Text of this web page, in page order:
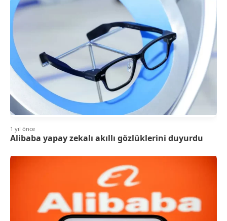
1 yıl önce
Alibaba yapay zekalı akıllı gözlüklerini duyurdu